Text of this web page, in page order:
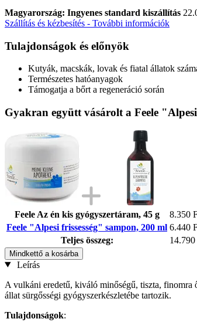
Magyarország: Ingyenes standard kiszállítás
Szállítás és kézbesítés - További információk
Tulajdonságok és előnyök
Kutyák, macskák, lovak és fiatal állatok
Természetes hatóanyagok
Támogatja a bőrt a regeneráció során
Gyakran együtt vásárolt a Feele
Feele Az én kis gyógyszertáram, 45 g 8.350
Feele "Alpesi frissesség" sampon, 200 ml 6.440
Teljes összeg:
Mindkettő a kosárba
Leírás
A vulkáni eredetű, kiváló minőségű, tiszta, finomra
állat sürgősségi gyógyszerkészletébe tartozik.
Tulajdonságok: